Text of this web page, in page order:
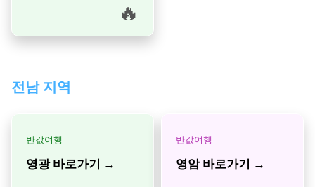
🔥
전남 지역
반값여행
영광 바로가기 →
반값여행
영암 바로가기 →